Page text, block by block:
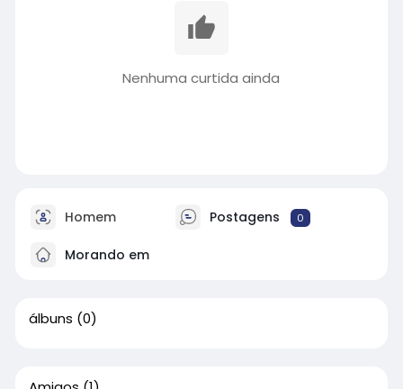
Nenhuma curtida ainda
Homem Postagens 0
Morando em
álbuns (0)